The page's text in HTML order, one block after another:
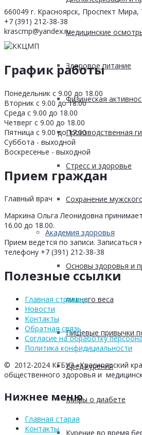
медицинские
Здоровое питание
Физическая
Производственная
Стресс и здоровье
Сохранение
Академия здоровья
Основы здоровья и
лишнего веса
Пищевые привычки
Вред курения
Мифы о диабете
Курение во время
660049 г. Красноярск, Проспект Мира,
+7 (391) 212-38-38
krascmp@yandex.ru
График работы
Понедельник с 9.00 до 18.00
Вторник с 9.00 до 18.00
Среда с 9.00 до 18.00
Четверг с 9.00 до 18.00
Пятница с 9.00 до 17.00
Суббота - выходной
Воскресенье - выходной
Прием граждан
Главный врач
Маркина Ольга Леонидовна
16.00 до 18.00.
Прием ведется по записи.
телефону +7 (391) 212-38-38
Полезные ссылки
Главная страница
Новости
Контакты
Обратная связь
Согласие на обработку
Политика конфидициальности
© 2012-2024 КГБУЗ «Красноярский
общественного здоровья и
Нижнее меню
Главная старая
Контакты